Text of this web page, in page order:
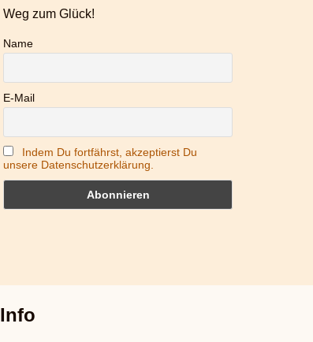
Weg zum Glück!
Name
E-Mail
Indem Du fortfährst, akzeptierst Du
unsere Datenschutzerklärung.
Info